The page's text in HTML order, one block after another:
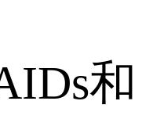
和